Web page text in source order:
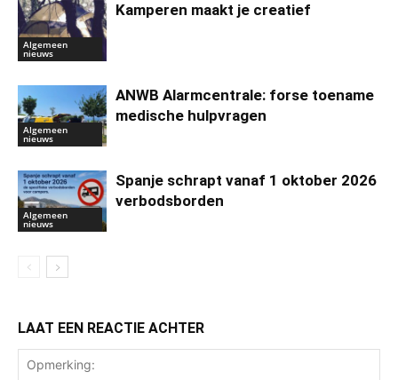
Algemeen
nieuws
Kamperen maakt je creatief
Algemeen
nieuws
ANWB Alarmcentrale: forse toename
medische hulpvragen
Algemeen
nieuws
Spanje schrapt vanaf 1 oktober 2026
verbodsborden
LAAT EEN REACTIE ACHTER